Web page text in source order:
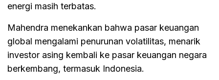
energi masih terbatas.
Mahendra menekankan bahwa pasar keuangan
global mengalami penurunan volatilitas, menarik
investor asing kembali ke pasar keuangan negara
berkembang, termasuk Indonesia.